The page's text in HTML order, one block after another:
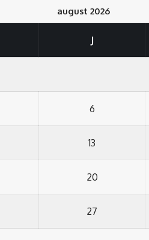
august 2026
J
6
13
20
27